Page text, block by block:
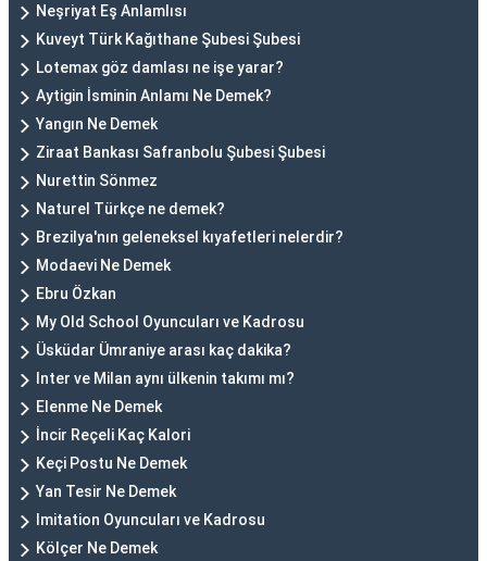
Neşriyat Eş Anlamlısı
Kuveyt Türk Kağıthane Şubesi Şubesi
Lotemax göz damlası ne işe yarar?
Aytigin İsminin Anlamı Ne Demek?
Yangın Ne Demek
Ziraat Bankası Safranbolu Şubesi Şubesi
Nurettin Sönmez
Naturel Türkçe ne demek?
Brezilya'nın geleneksel kıyafetleri nelerdir?
Modaevi Ne Demek
Ebru Özkan
My Old School Oyuncuları ve Kadrosu
Üsküdar Ümraniye arası kaç dakika?
Inter ve Milan aynı ülkenin takımı mı?
Elenme Ne Demek
İncir Reçeli Kaç Kalori
Keçi Postu Ne Demek
Yan Tesir Ne Demek
Imitation Oyuncuları ve Kadrosu
Kölçer Ne Demek